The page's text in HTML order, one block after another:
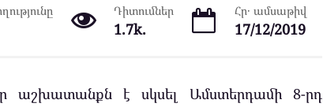
Դիտումներ
1.7k.
Հր․ ամսաթիվ
17/12/2019
աշխատանքն է սկսել Ամստերդամի 8-րդ